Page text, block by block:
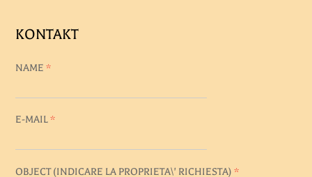
KONTAKT
NAME*
E-MAIL*
OBJECT (INDICARE LA PROPRIETA\' RICHIESTA)*